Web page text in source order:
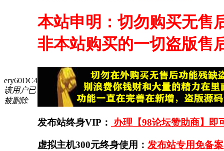
ery60DC4
该用户已
被删除
本站申明：切勿购买无售
非本站购买的一切盗版售
发布站终身VIP： 办理【98论坛赞助商】即
虚拟主机300元终身使用： 发布站专用免备